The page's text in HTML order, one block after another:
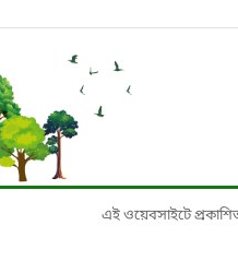
এই ওয়েবসাইটে প্রকাশিত